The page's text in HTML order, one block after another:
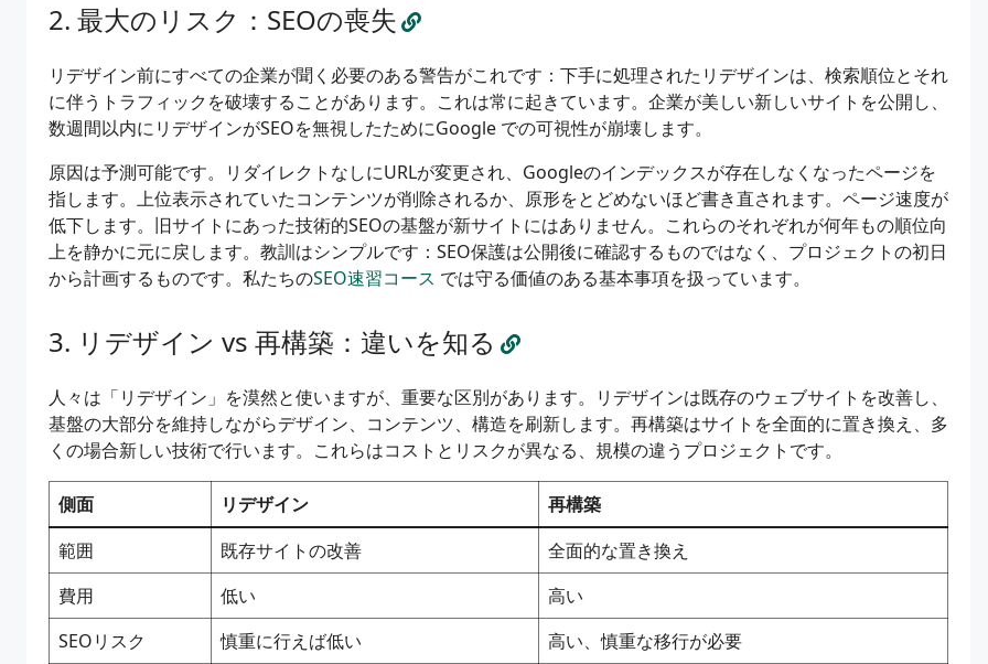
最大のリスク：SEOの喪失
リデザイン前にすべての企業が聞く必要のある警告がこれです：下手に処理されたリデザインは、検索順位とそれ
に伴うトラフィックを破壊することがあります。これは常に起きています。企業が美しい新しいサイトを公開し、
数週間以内にリデザインがSEOを無視したためにGoogle での可視性が崩壊します。
原因は予測可能です。リダイレクトなしにURLが変更され、Googleのインデックスが存在しなくなったページを
指します。上位表示されていたコンテンツが削除されるか、原形をとどめないほど書き直されます。ページ速度が
低下します。旧サイトにあった技術的SEOの基盤が新サイトにはありません。これらのそれぞれが何年もの順位向
上を静かに元に戻します。教訓はシンプルです：SEO保護は公開後に確認するものではなく、プロジェクトの初日
から計画するものです。私たちのSEO速習コース では守る価値のある基本事項を扱っています。
リデザイン vs 再構築：違いを知る
人々は「リデザイン」を漠然と使いますが、重要な区別があります。リデザインは既存のウェブサイトを改善し、
基盤の大部分を維持しながらデザイン、コンテンツ、構造を刷新します。再構築はサイトを全面的に置き換え、多
くの場合新しい技術で行います。これらはコストとリスクが異なる、規模の違うプロジェクトです。
側面 リデザイン
再構築
範囲
既存サイトの改善
全面的な置き換え
費用
低い
高い
SEOリスク
慎重に行えば低い
高い、慎重な移行が必要